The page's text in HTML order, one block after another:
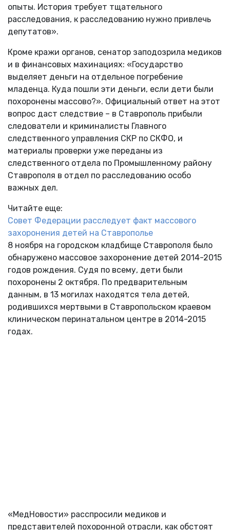
опыты. История требует тщательного
расследования, к расследованию нужно привлечь
депутатов».
Кроме кражи органов, сенатор заподозрила медиков
и в финансовых махинациях: «Государство
выделяет деньги на отдельное погребение
младенца. Куда пошли эти деньги, если дети были
похоронены массово?». Официальный ответ на этот
вопрос даст следствие – в Ставрополь прибыли
следователи и криминалисты Главного
следственного управления СКР по СКФО, и
материалы проверки уже переданы из
следственного отдела по Промышленному району
Ставрополя в отдел по расследованию особо
важных дел.
Читайте еще:
Совет Федерации расследует факт массового
захоронения детей на Ставрополье
8 ноября на городском кладбище Ставрополя было
обнаружено массовое захоронение детей 2014-2015
годов рождения. Судя по всему, дети были
похоронены 2 октября. По предварительным
данным, в 13 могилах находятся тела детей,
родившихся мертвыми в Ставропольском краевом
клиническом перинатальном центре в 2014-2015
годах.
«МедНовости» расспросили медиков и
представителей похоронной отрасли, как обстоят